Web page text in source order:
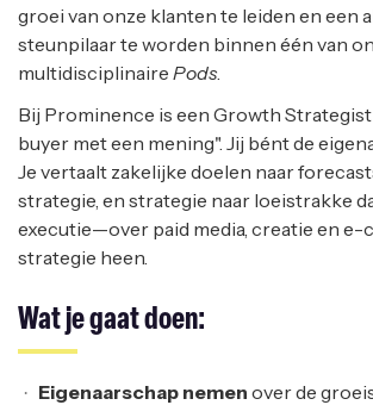
groei van onze klanten te leiden en een
steunpilaar te worden binnen één van
multidisciplinaire Pods.
Bij Prominence is een Growth
buyer met een mening". Jij bént de
Je vertaalt zakelijke doelen naar
strategie, en strategie naar loeistrakke
executie—over paid media, creatie en e-
strategie heen.
Wat je gaat doen:
Eigenaarschap nemen over de